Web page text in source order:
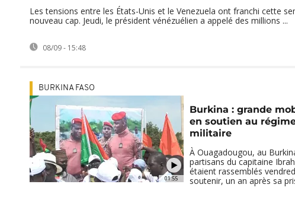
Les tensions entre les États-Unis et le Venezuela ont franchi cette
nouveau cap. Jeudi, le président vénézuélien a appelé des millions ...
08/09 - 15:48
01:55
BURKINA FASO
Burkina : grande
en soutien au
militaire
À Ouagadougou, au
partisans du capitaine
étaient rassemblés
soutenir, un an après sa